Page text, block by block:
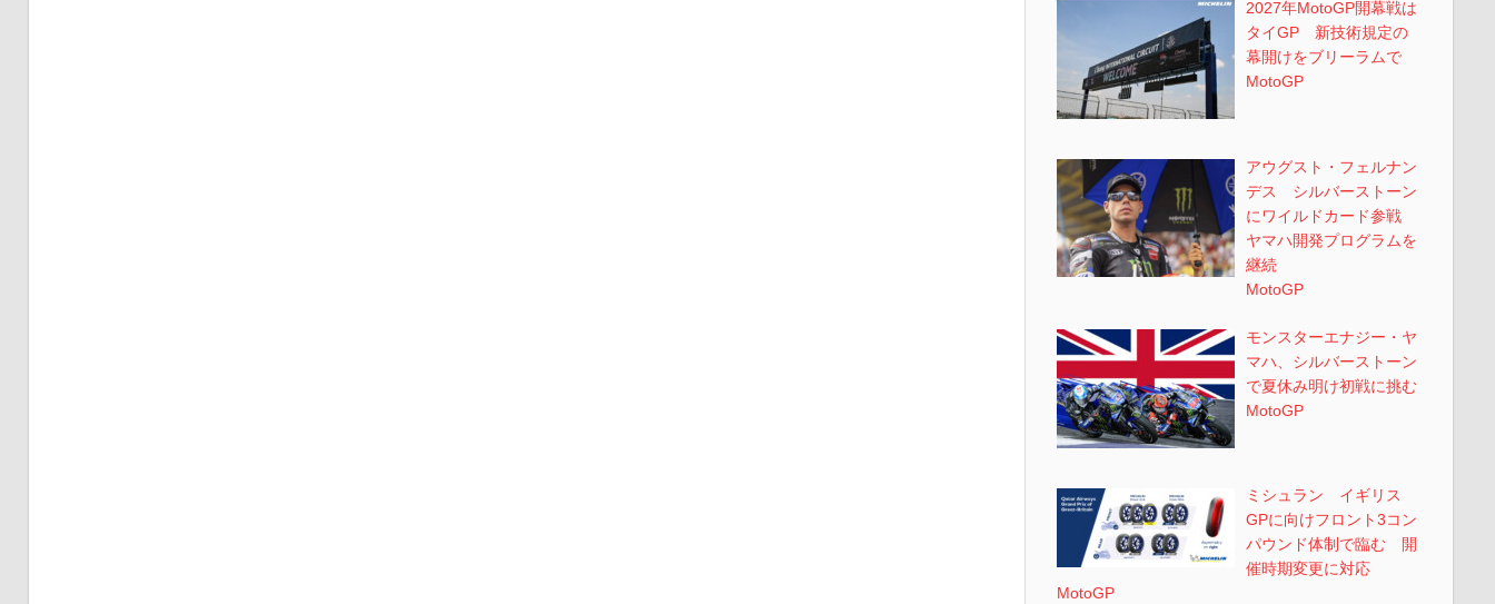
2027年MotoGP開幕戦は
タイGP 新技術規定の
幕開けをブリーラムで
MotoGP
アウグスト・フェルナン
デス シルバーストーン
にワイルドカード参戦
ヤマハ開発プログラムを
継続
MotoGP
モンスターエナジー・ヤ
マハ、シルバーストーン
で夏休み明け初戦に挑む
MotoGP
ミシュラン イギリス
GPに向けフロント3コン
パウンド体制で臨む 開
催時期変更に対応
MotoGP